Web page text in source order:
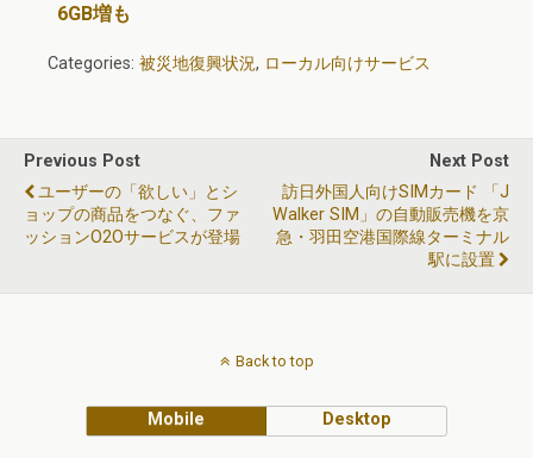
6GB増も
Categories: 被災地復興状況, ローカル向けサービス
Previous Post
ユーザーの「欲しい」とシ
ョップの商品をつなぐ、ファ
ッションO2Oサービスが登場
Next Post
訪日外国人向けSIMカード 「J
Walker SIM」の自動販売機を京
急・羽田空港国際線ターミナル
駅に設置
Back to top
Mobile Desktop